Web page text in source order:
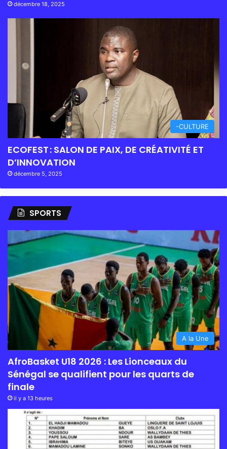
décembre 18, 2025
-CULTURE
ECOFEST : SALON DE PAIX, DE CRÉATIVITÉ ET
D’INNOVATION
décembre 5, 2025
SPORTS
A la Une
AfroBasket U18 2026 : Les Lionceaux du
Sénégal se qualifient pour les quarts de
finale
il y a 13 heures